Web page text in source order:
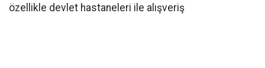
özellikle devlet hastaneleri ile alışveriş